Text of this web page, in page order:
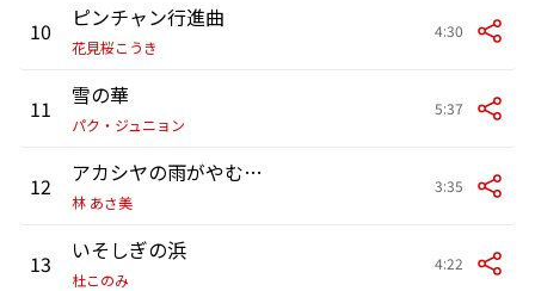
10 ピンチャン行進曲
花見桜こうき
4:30
11 雪の華
パク・ジュニョン
5:37
12 アカシヤの雨がやむとき
林 あさ美
3:35
13 いそしぎの浜
杜このみ
4:22